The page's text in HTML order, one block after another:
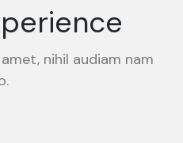
nihil audiam nam